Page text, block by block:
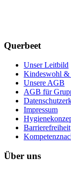
Querbeet
Unser Leitbild
Kindeswohl &
Unsere AGB
AGB für
Impressum
Barrierefreiheit
Über uns